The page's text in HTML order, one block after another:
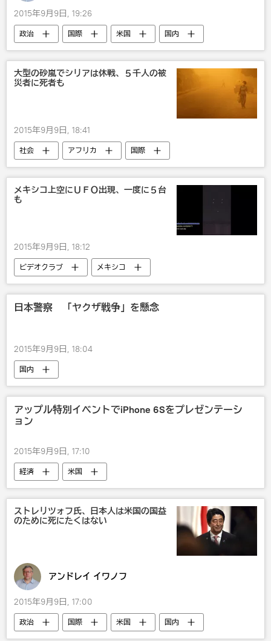
2015年9月9日, 19:26
政治 国際 米国
国内
TPP
大型の砂嵐でシリアは休戦、５千人の被
災者に死者も
2015年9月9日, 18:41
社会 アフリカ
国際
災害・事故・事件
シリア
メキシコ上空にＵＦＯ出現、一度に５台
も
2015年9月9日, 18:12
ビデオクラブ メキシコ
日本警察 「ヤクザ戦争」を懸念
2015年9月9日, 18:04
国内
アップル特別イベントでiPhone 6Sをプレゼンテーシ
ョン
2015年9月9日, 17:10
経済 米国
ストレリツォフ氏、日本人は米国の国益
のために死にたくはない
アンドレイ イワノフ
2015年9月9日, 17:00
政治 国際 米国
国内